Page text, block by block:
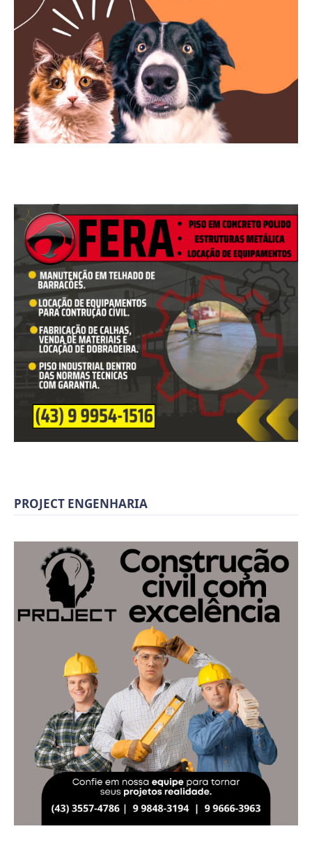
PROJECT ENGENHARIA